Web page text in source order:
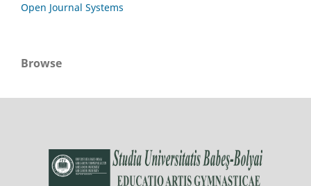
Open Journal Systems
Browse